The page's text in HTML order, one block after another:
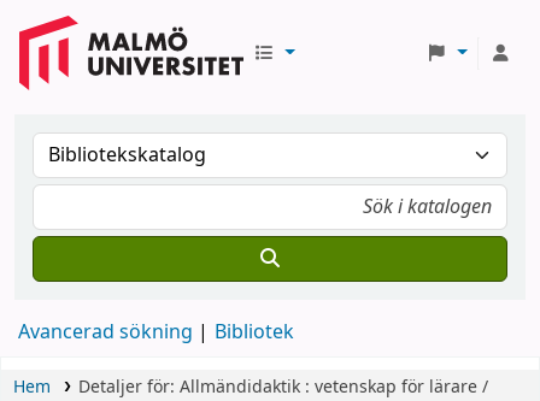
Avancerad sökning Bibliotek
Hem Detaljer för: Allmändidaktik : vetenskap för lärare /